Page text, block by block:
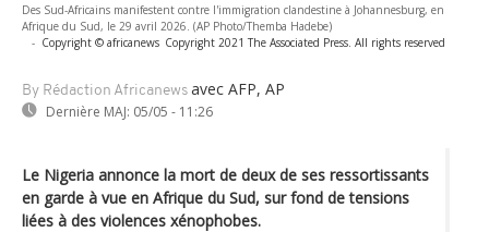
Des Sud-Africains manifestent contre l'immigration clandestine à Johannesburg, en
Afrique du Sud, le 29 avril 2026. (AP Photo/Themba Hadebe)
- Copyright © africanews Copyright 2021 The Associated Press. All rights reserved
By Rédaction Africanews avec AFP, AP
Dernière MAJ: 05/05 - 11:26
Le Nigeria annonce la mort de deux de ses ressortissants
en garde à vue en Afrique du Sud, sur fond de tensions
liées à des violences xénophobes.